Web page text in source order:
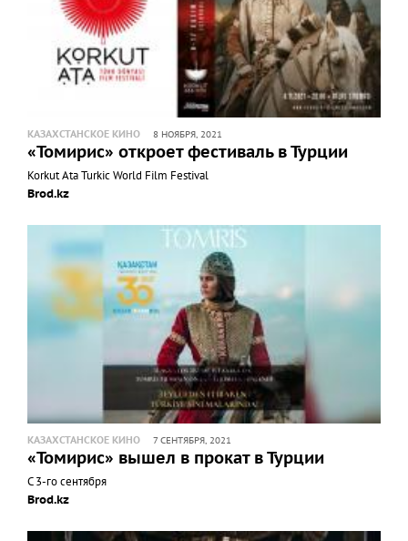
КАЗАХСТАНСКОЕ КИНО 8 НОЯБРЯ, 2021
«Томирис» откроет фестиваль в Турции
Korkut Ata Turkic World Film Festival
Brod.kz
КАЗАХСТАНСКОЕ КИНО 7 СЕНТЯБРЯ, 2021
«Томирис» вышел в прокат в Турции
С 3-го сентября
Brod.kz